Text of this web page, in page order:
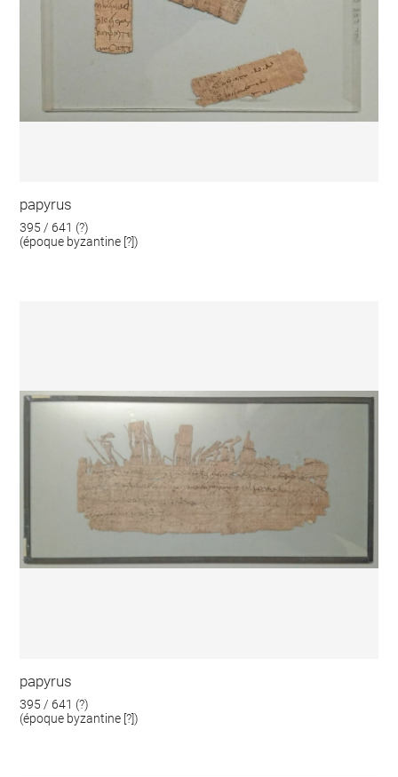
papyrus
395 / 641 (?)
(époque byzantine [?])
papyrus
395 / 641 (?)
(époque byzantine [?])